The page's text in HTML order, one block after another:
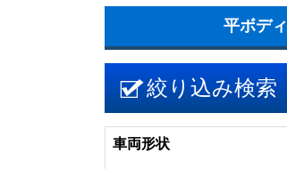
平ボディ
絞り込み検索
車両形状